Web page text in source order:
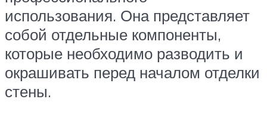
использования. Она представляет
собой отдельные компоненты,
которые необходимо разводить и
окрашивать перед началом отделки
стены.